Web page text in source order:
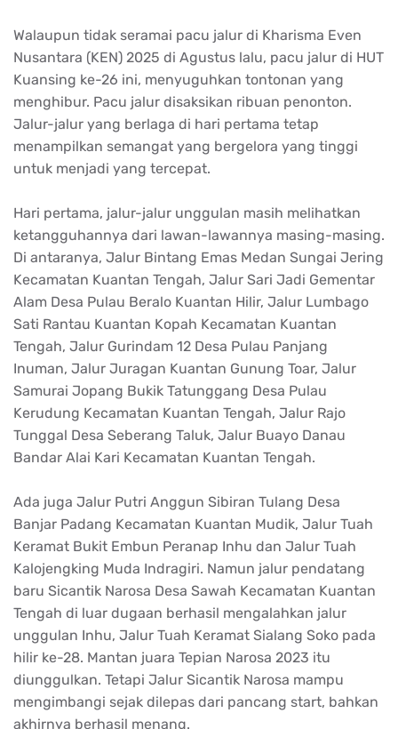
Walaupun tidak seramai pacu jalur di Kharisma Even
Nusantara (KEN) 2025 di Agustus lalu, pacu jalur di HUT
Kuansing ke-26 ini, menyuguhkan tontonan yang
menghibur. Pacu jalur disaksikan ribuan penonton.
Jalur-jalur yang berlaga di hari pertama tetap
menampilkan semangat yang bergelora yang tinggi
untuk menjadi yang tercepat.
Hari pertama, jalur-jalur unggulan masih melihatkan
ketangguhannya dari lawan-lawannya masing-masing.
Di antaranya, Jalur Bintang Emas Medan Sungai Jering
Kecamatan Kuantan Tengah, Jalur Sari Jadi Gementar
Alam Desa Pulau Beralo Kuantan Hilir, Jalur Lumbago
Sati Rantau Kuantan Kopah Kecamatan Kuantan
Tengah, Jalur Gurindam 12 Desa Pulau Panjang
Inuman, Jalur Juragan Kuantan Gunung Toar, Jalur
Samurai Jopang Bukik Tatunggang Desa Pulau
Kerudung Kecamatan Kuantan Tengah, Jalur Rajo
Tunggal Desa Seberang Taluk, Jalur Buayo Danau
Bandar Alai Kari Kecamatan Kuantan Tengah.
Ada juga Jalur Putri Anggun Sibiran Tulang Desa
Banjar Padang Kecamatan Kuantan Mudik, Jalur Tuah
Keramat Bukit Embun Peranap Inhu dan Jalur Tuah
Kalojengking Muda Indragiri. Namun jalur pendatang
baru Sicantik Narosa Desa Sawah Kecamatan Kuantan
Tengah di luar dugaan berhasil mengalahkan jalur
unggulan Inhu, Jalur Tuah Keramat Sialang Soko pada
hilir ke-28. Mantan juara Tepian Narosa 2023 itu
diunggulkan. Tetapi Jalur Sicantik Narosa mampu
mengimbangi sejak dilepas dari pancang start, bahkan
akhirnya berhasil menang.